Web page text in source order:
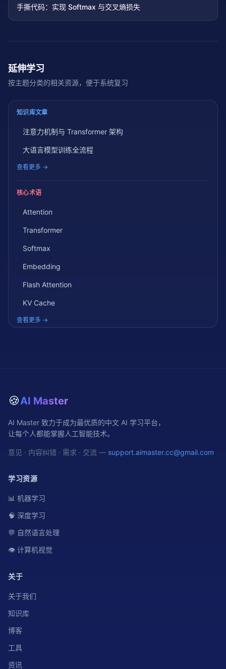
手撕代码：实现 Softmax 与交叉熵损失
延伸学习
按主题分类的相关资源，便于系统复习
知识库文章
注意力机制与 Transformer 架构
大语言模型训练全流程
查看更多 →
核心术语
Attention
Transformer
Softmax
Embedding
Flash Attention
KV Cache
查看更多 →
🍪AI Master
AI Master 致力于成为最优质的中文 AI 学习平台，
让每个人都能掌握人工智能技术。
意见 · 内容纠错 · 需求 · 交流 — support.aimaster.cc@gmail.com
学习资源
📊 机器学习
🧠 深度学习
💬 自然语言处理
👁️ 计算机视觉
关于
关于我们
知识库
博客
工具
资讯